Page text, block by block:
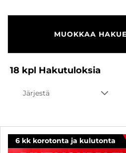
MUOKKAA
18 kpl Hakutuloksia
Järjestä
6 kk korotonta ja kulutonta